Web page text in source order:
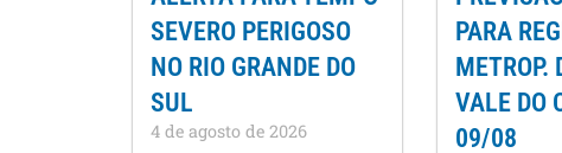
SEVERO PERIGOSO
NO RIO GRANDE DO
SUL
4 de agosto de 2026
PARA
METROP.
VALE DO
09/08